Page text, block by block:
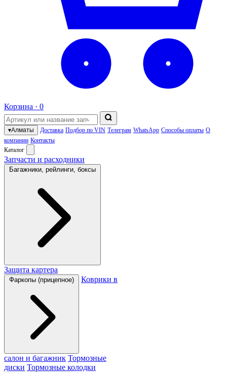
Корзина · 0
▾Алматы Доставка Подбор по VIN Телеграм WhatsApp Способы оплаты О
компании Контакты
Каталог
Запчасти и расходники
Багажники, рейлинги, боксы
Защита картера
Фаркопы (прицепное) Коврики в
салон и багажник Тормозные
диски Тормозные колодки